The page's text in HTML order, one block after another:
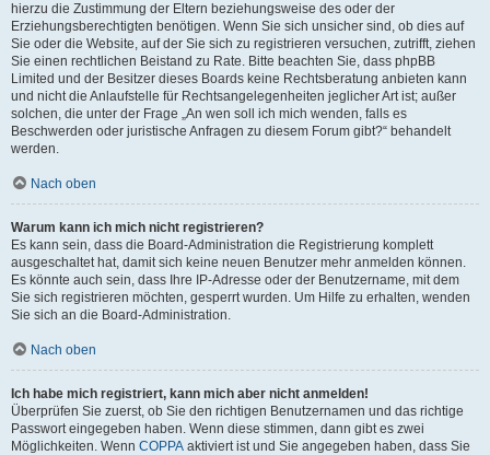
hierzu die Zustimmung der Eltern beziehungsweise des oder der
Erziehungsberechtigten benötigen. Wenn Sie sich unsicher sind, ob dies auf
Sie oder die Website, auf der Sie sich zu registrieren versuchen, zutrifft, ziehen
Sie einen rechtlichen Beistand zu Rate. Bitte beachten Sie, dass phpBB
Limited und der Besitzer dieses Boards keine Rechtsberatung anbieten kann
und nicht die Anlaufstelle für Rechtsangelegenheiten jeglicher Art ist; außer
solchen, die unter der Frage „An wen soll ich mich wenden, falls es
Beschwerden oder juristische Anfragen zu diesem Forum gibt?“ behandelt
werden.
Nach oben
Warum kann ich mich nicht registrieren?
Es kann sein, dass die Board-Administration die Registrierung komplett
ausgeschaltet hat, damit sich keine neuen Benutzer mehr anmelden können.
Es könnte auch sein, dass Ihre IP-Adresse oder der Benutzername, mit dem
Sie sich registrieren möchten, gesperrt wurden. Um Hilfe zu erhalten, wenden
Sie sich an die Board-Administration.
Nach oben
Ich habe mich registriert, kann mich aber nicht anmelden!
Überprüfen Sie zuerst, ob Sie den richtigen Benutzernamen und das richtige
Passwort eingegeben haben. Wenn diese stimmen, dann gibt es zwei
Möglichkeiten. Wenn COPPA aktiviert ist und Sie angegeben haben, dass Sie